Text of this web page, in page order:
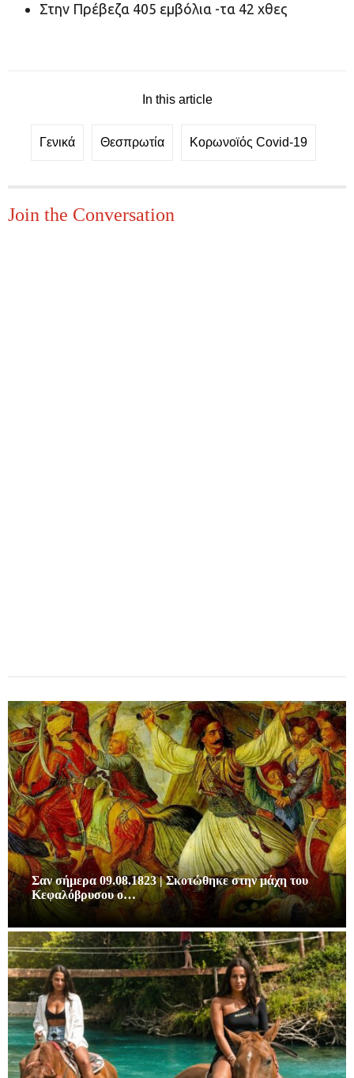
Στην Πρέβεζα 405 εμβόλια -τα 42 χθες
In this article
Γενικά Θεσπρωτία Κορωνοϊός Covid-19
Join the Conversation
Σαν σήμερα 09.08.1823 | Σκοτώθηκε στην μάχη του
Κεφαλόβρυσου ο…